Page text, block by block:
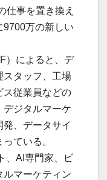
仕事を置き換え
9700万の新しい
）によると、デ
スタッフ、工場
ス従業員などの
デジタルマーケ
、データサイ
ている。
、AI専門家、ビ
ルマーケティン